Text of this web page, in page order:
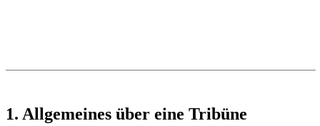
1. Allgemeines über eine Tribüne